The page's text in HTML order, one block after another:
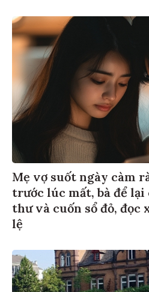
Mẹ vợ suốt ngày càm
trước lúc mất, bà để lại
thư và cuốn sổ đỏ, đọc
lệ